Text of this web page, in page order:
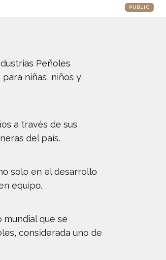
PUBLIC
Peñoles
niñas, niños y
a través de sus
del país.
solo en el desarrollo
equipo.
que se
considerada uno de